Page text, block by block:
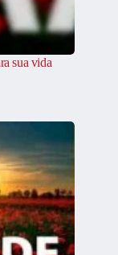
sua vida